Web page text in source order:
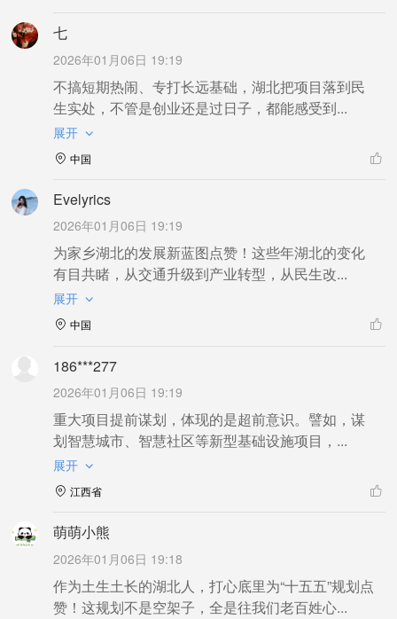
七
2026年01月06日 19:19
不搞短期热闹、专打长远基础，湖北把项目落到民
生实处，不管是创业还是过日子，都能感受到...
展开
中国
Evelyrics
2026年01月06日 19:19
为家乡湖北的发展新蓝图点赞！这些年湖北的变化
有目共睹，从交通升级到产业转型，从民生改...
展开
中国
186***277
2026年01月06日 19:19
重大项目提前谋划，体现的是超前意识。譬如，谋
划智慧城市、智慧社区等新型基础设施项目，...
展开
江西省
萌萌小熊
2026年01月06日 19:18
作为土生土长的湖北人，打心底里为“十五五”规划点
赞！这规划不是空架子，全是往我们老百姓心...